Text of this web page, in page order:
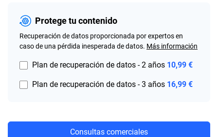
Protege tu contenido
Recuperación de datos proporcionada por expertos en
caso de una pérdida inesperada de datos. Más información
Plan de recuperación de datos - 2 años 10,99 €
Plan de recuperación de datos - 3 años 16,99 €
Consultas comerciales